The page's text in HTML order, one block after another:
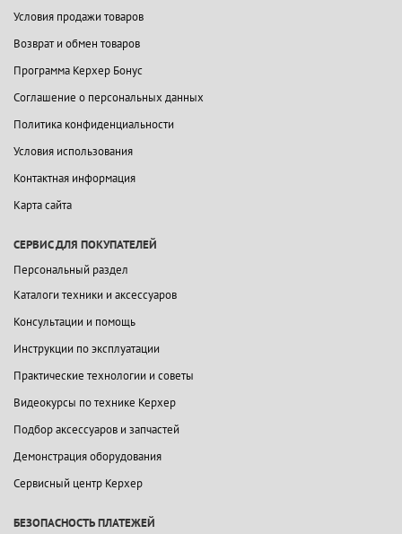
Условия продажи товаров
Возврат и обмен товаров
Программа Керхер Бонус
Соглашение о персональных данных
Политика конфиденциальности
Условия использования
Контактная информация
Карта сайта
СЕРВИС ДЛЯ ПОКУПАТЕЛЕЙ
Персональный раздел
Каталоги техники и аксессуаров
Консультации и помощь
Инструкции по эксплуатации
Практические технологии и советы
Видеокурсы по технике Керхер
Подбор аксессуаров и запчастей
Демонстрация оборудования
Сервисный центр Керхер
БЕЗОПАСНОСТЬ ПЛАТЕЖЕЙ